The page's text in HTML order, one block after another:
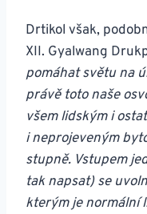
Drtikol však,
XII. Gyalwang
pomáhat světu na
právě toto naše
všem lidským i
i neprojeveným
stupně. Vstupem
tak napsat) se
kterým je normální